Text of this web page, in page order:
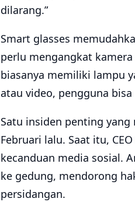
dilarang.”
Smart glasses
perlu mengangkat
biasanya memiliki lampu
atau video, pengguna
Satu insiden penting
Februari lalu. Saat itu,
kecanduan media sosial.
ke gedung, mendorong
persidangan.